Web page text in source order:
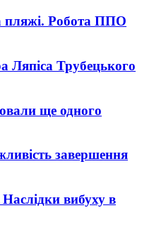
пляжі. Робота ППО
Ляпіса Трубецького
ще одного
завершення
Наслідки вибуху в